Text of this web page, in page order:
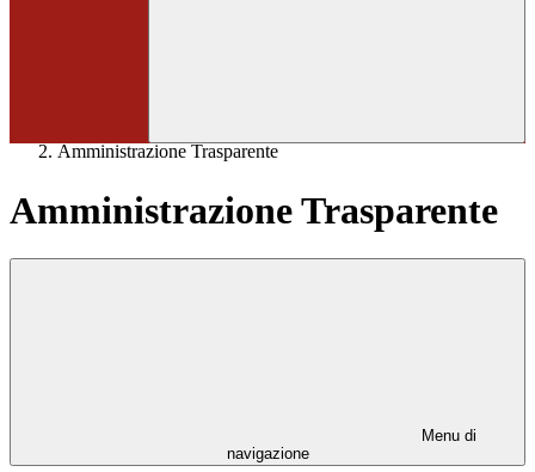
Amministrazione Trasparente
Amministrazione Trasparente
Menu di
navigazione